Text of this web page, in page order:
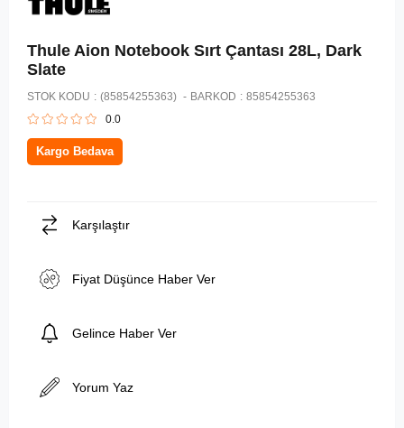
Thule Aion Notebook Sırt Çantası 28L, Dark
Slate
STOK KODU (85854255363) BARKOD : 85854255363
0.0
Kargo Bedava
Karşılaştır
Fiyat Düşünce Haber Ver
Gelince Haber Ver
Yorum Yaz